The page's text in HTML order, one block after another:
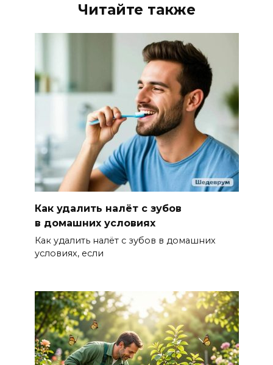
Читайте также
Как удалить налёт с зубов
в домашних условиях
Как удалить налёт с зубов в домашних
условиях, если